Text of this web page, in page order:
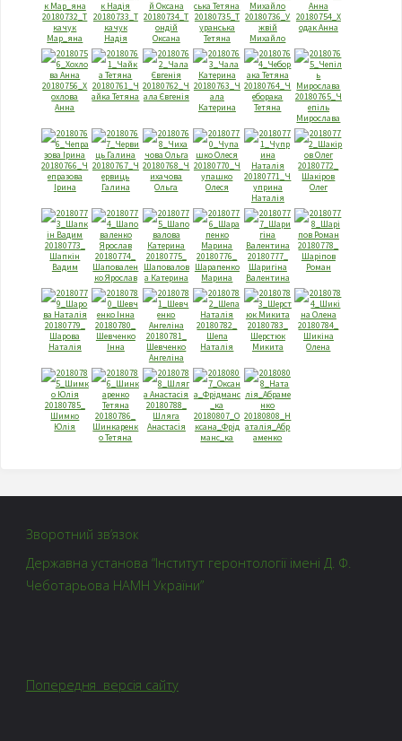
20180732_Т
качук
Мар_яна
20180733_Т
качук
Надія
20180734_Т
ондій
Оксана
20180735_Т
уранська
Тетяна
20180736_У
жвій
Михайло
20180754_Х
одак Анна
20180756_Х
охлова
Анна
20180761_Ч
айка Тетяна
20180762_Ч
ала Євгенія
20180763_Ч
ала
Катерина
20180764_Ч
еборака
Тетяна
20180765_Ч
епіль
Мирослава
20180766_Ч
епразова
Ірина
20180767_Ч
ервиць
Галина
20180768_Ч
ихачова
Ольга
20180770_Ч
упашко
Олеся
20180771_Ч
уприна
Наталія
20180772_
Шакіров
Олег
20180773_
Шапкін
Вадим
20180774_
Шаповален
ко Ярослав
20180775_
Шаповалов
а Катерина
20180776_
Шарапенко
Марина
20180777_
Шаригіна
Валентина
20180778_
Шаріпов
Роман
20180779_
Шарова
Наталія
20180780_
Шевченко
Інна
20180781_
Шевченко
Ангеліна
20180782_
Шепа
Наталія
20180783_
Шерстюк
Микита
20180784_
Шикіна
Олена
20180785_
Шимко
Юлія
20180786_
Шинкаренк
о Тетяна
20180788_
Шляга
Анастасія
20180807_О
ксана_Фрiд
манс_ка
20180808_Н
аталiя_Абр
аменко
Зворотний зв’язок
Державна установа “Інститут геронтології імені Д. Ф.
Чеботарьова НАМН України”
Попередня версія сайту